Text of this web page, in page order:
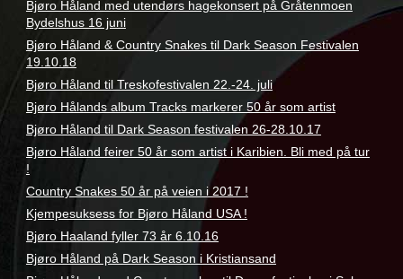
Bjøro Håland med utendørs hagekonsert på Gråtenmoen
Bydelshus 16 juni
Bjøro Håland & Country Snakes til Dark Season Festivalen
19.10.18
Bjøro Håland til Treskofestivalen 22.-24. juli
Bjøro Hålands album Tracks markerer 50 år som artist
Bjøro Håland til Dark Season festivalen 26-28.10.17
Bjøro Håland feirer 50 år som artist i Karibien. Bli med på tur
!
Country Snakes 50 år på veien i 2017 !
Kjempesuksess for Bjøro Håland USA !
Bjøro Haaland fyller 73 år 6.10.16
Bjøro Håland på Dark Season i Kristiansand